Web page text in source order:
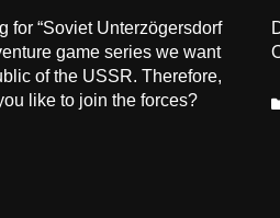
for “Soviet Unterzögersdorf
game series we want
of the USSR. Therefore,
like to join the forces?